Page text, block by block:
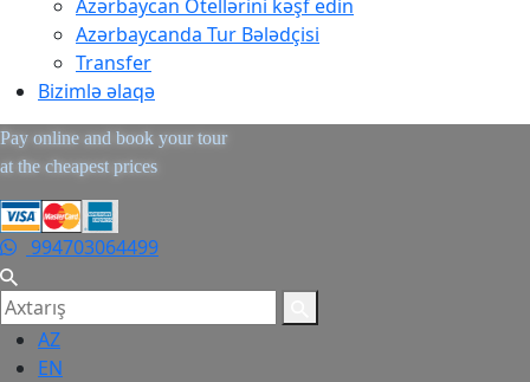
Azərbaycan Otellərini kəşf edin
Azərbaycanda Tur Bələdçisi
Transfer
Bizimlə əlaqə
Pay online and book your tour
at the cheapest prices
994703064499
AZ
EN